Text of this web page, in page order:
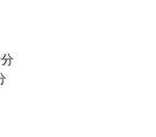
分